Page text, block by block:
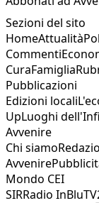
Sezioni del sito
HomeAttualità
Commenti
CuraFamiglia
Pubblicazioni
Edizioni locali
UpLuoghi
Avvenire
Chi siamo
Avvenire
Mondo CEI
SIRRadio InBlu